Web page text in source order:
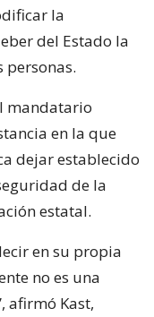
la
del Estado la
personas.
mandatario
en la que
dejar establecido
de la
estatal.
en su propia
no es una
afirmó Kast,